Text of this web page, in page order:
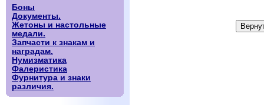
Боны
Документы.
Жетоны и настольные
медали.
Запчасти к знакам и
наградам.
Нумизматика
Фалеристика
Фурнитура и знаки
различия.